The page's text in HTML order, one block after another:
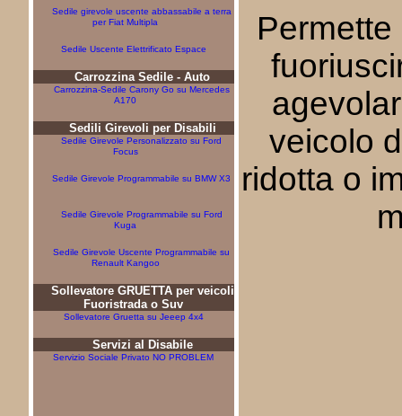
Sedile girevole uscente abbassabile a terra
per Fiat Multipla
Sedile Uscente Elettrificato Espace
Carrozzina Sedile - Auto
Carrozzina-Sedile Carony Go su Mercedes
A170
Sedili Girevoli per Disabili
Sedile Girevole Personalizzato su Ford
Focus
Sedile Girevole Programmabile su BMW X3
Sedile Girevole Programmabile su Ford
Kuga
Sedile Girevole Uscente Programmabile su
Renault Kangoo
Sollevatore GRUETTA per veicoli
Fuoristrada o Suv
Sollevatore Gruetta su Jeeep 4x4
Servizi al Disabile
Servizio Sociale Privato NO PROBLEM
veicolo
ridotta o